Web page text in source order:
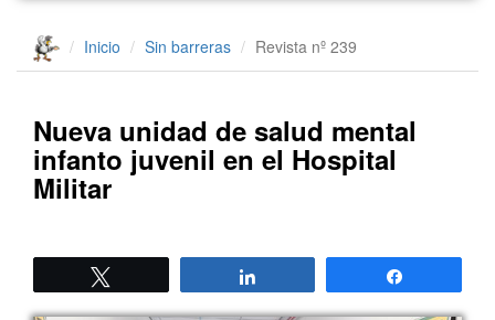
Inicio Sin barreras Revista nº 239
Nueva unidad de salud mental
infanto juvenil en el Hospital
Militar